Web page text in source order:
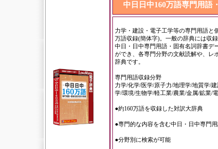
中日日中160万語専門用語
力学・建設・電子工学等の専門用語と
万語収録(簡体字)。一般の辞典には収
中日・日中専門用語・固有名詞辞書デ
ができ、各専門分野の文献読解や、レ
辞典です。
専門用語収録分野
力学/化学/医学/原子力/地理学/地質学/
学/環境/生物学/軽工業/農業/金属/鉱業/
●約160万語を収録した対訳大辞典
●専門的な内容を含む中日・日中専門
●分野別に検索が可能